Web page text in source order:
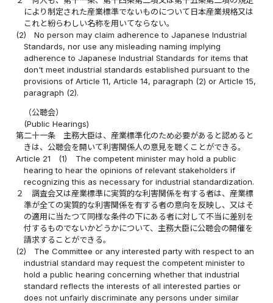
により制定された産業標準でないものについて日本産業規格又は
これと紛らわしい名称を用いてならない。
(2)
No person may claim adherence to Japanese Industrial
Standards, nor use any misleading naming implying
adherence to Japanese Industrial Standards for items that
don't meet industrial standards established pursuant to the
provisions of Article 11, Article 14, paragraph (2) or Article 15,
paragraph (2).
（公聴会）
(Public Hearings)
第二十一条
主務大臣は、産業標準化のため必要があると認めると
きは、公聴会を開いて利害関係人の意見を聴くことができる。
Article 21
(1)
The competent minister may hold a public
hearing to hear the opinions of relevant stakeholders if
recognizing this as necessary for industrial standardization.
２
調査会又は産業標準に実質的な利害関係を有する者は、産業標
準が全ての実質的な利害関係を有する者の意向を反映し、又はそ
の適用に当たつて同様な条件の下にある者に対して不当に差別を
付するものでないかどうかについて、主務大臣に公聴会の開催を
請求することができる。
(2)
The Committee or any interested party with respect to an
industrial standard may request the competent minister to
hold a public hearing concerning whether that industrial
standard reflects the interests of all interested parties or
does not unfairly discriminate any persons under similar